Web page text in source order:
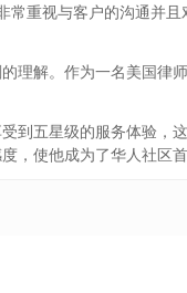
常重视与客户的沟通并
理解。作为一名美国律
到五星级的服务体验，
，使他成为了华人社区